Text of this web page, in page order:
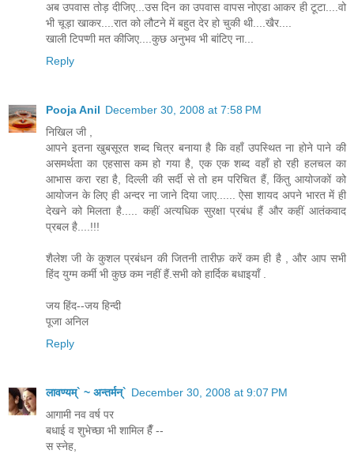
अब उपवास तोड़ दीजिए...उस दिन का उपवास वापस नोएडा आकर ही टूटा....वो
भी चूड़ा खाकर....रात को लौटने में बहुत देर हो चुकी थी....खैर....
खाली टिपप्णी मत कीजिए....कुछ अनुभव भी बांटिए ना...
Reply
Pooja Anil December 30, 2008 at 7:58 PM
निखिल जी ,
आपने इतना खुबसूरत शब्द चित्र बनाया है कि वहाँ उपस्थित ना होने पाने की
असमर्थता का एहसास कम हो गया है, एक एक शब्द वहाँ हो रही हलचल का
आभास करा रहा है, दिल्ली की सर्दी से तो हम परिचित हैं, किंतु आयोजकों को
आयोजन के लिए ही अन्दर ना जाने दिया जाए...... ऐसा शायद अपने भारत में ही
देखने को मिलता है..... कहीं अत्यधिक सुरक्षा प्रबंध हैं और कहीं आतंकवाद
प्रबल है....!!!
शैलेश जी के कुशल प्रबंधन की जितनी तारीफ़ करें कम ही है , और आप सभी
हिंद युग्म कर्मी भी कुछ कम नहीं हैं.सभी को हार्दिक बधाइयाँ .
जय हिंद--जय हिन्दी
पूजा अनिल
Reply
लावण्यम्` ~ अन्तर्मन्` December 30, 2008 at 9:07 PM
आगामी नव वर्ष पर
बधाई व शुभेच्छा भी शामिल हैँ --
स स्नेह,